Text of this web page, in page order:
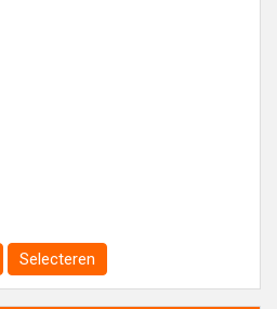
Selecteren